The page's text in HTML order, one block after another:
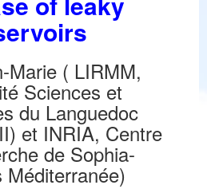
Marie ( LIRMM,
Sciences et
du Languedoc
et INRIA, Centre
de Sophia-
Méditerranée)